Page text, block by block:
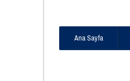
Ana Sayfa